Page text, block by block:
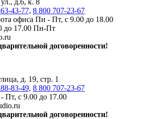
43-77, 8 800 707-23-67
офиса Пн - Пт, с 9.00 до 18.00
до 17.00 Пн-Пт
договоренности!
д. 19, стр. 1
83-49, 8 800 707-23-67
Пт, с 9.00 до 17.00
договоренности!